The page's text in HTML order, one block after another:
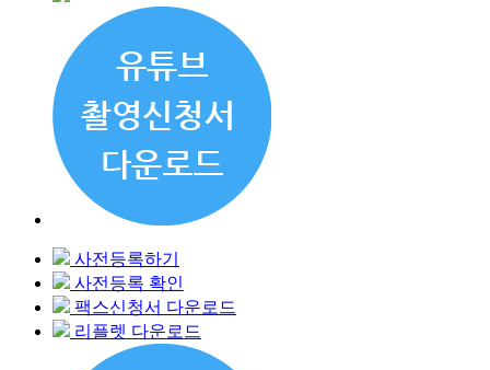
사전등록하기
사전등록 확인
팩스신청서 다운로드
리플렛 다운로드